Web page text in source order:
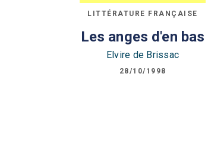
LITTÉRATURE FRANÇAISE
Les anges d'en bas
Elvire de Brissac
28/10/1998